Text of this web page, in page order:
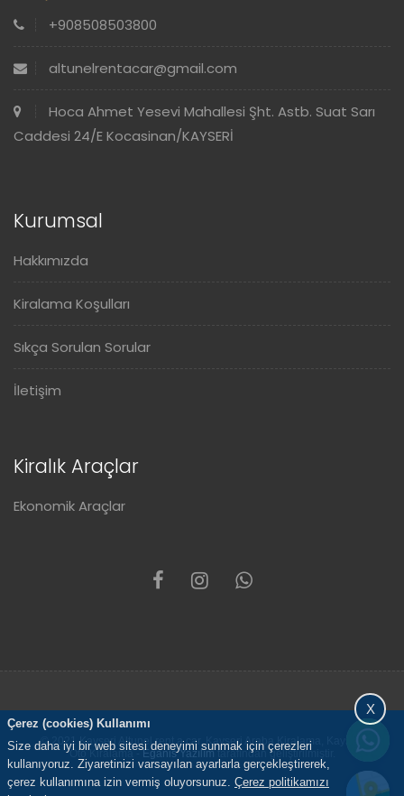
+908508503800
altunelrentacar@gmail.com
Hoca Ahmet Yesevi Mahallesi Şht. Astb. Suat Sarı
Caddesi 24/E Kocasinan/KAYSERİ
Kurumsal
Hakkımızda
Kiralama Koşulları
Sıkça Sorulan Sorular
İletişim
Kiralık Araçlar
Ekonomik Araçlar
© 2021 Kayseri Altunel rent a car, Kayseri Araba Kiralama, Kayseri
Oto Kiralama -Eganis Yazılımtarafından geliştirilmiştir.
Çerez (cookies) Kullanımı
Size daha iyi bir web sitesi deneyimi sunmak için çerezleri
kullanıyoruz. Ziyaretinizi varsayılan ayarlarla gerçekleştirerek,
çerez kullanımına izin vermiş oluyorsunuz. Çerez politikamızı
X